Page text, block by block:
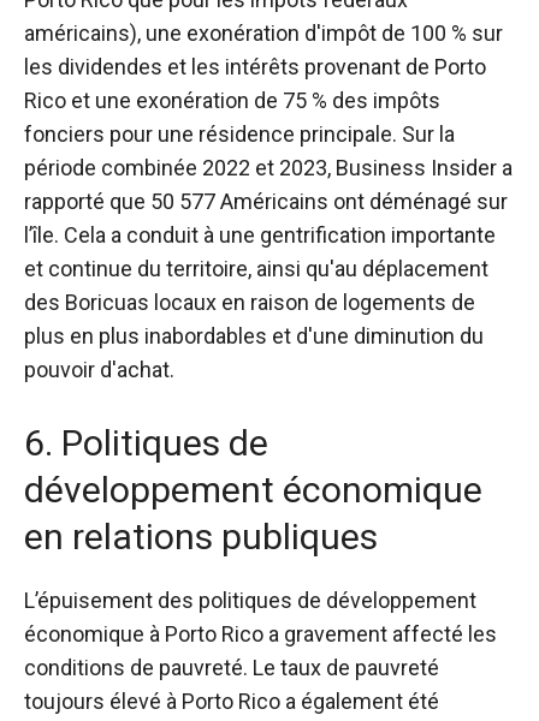
américains), une exonération d'impôt de 100 % sur
les dividendes et les intérêts provenant de Porto
Rico et une exonération de 75 % des impôts
fonciers pour une résidence principale. Sur la
période combinée 2022 et 2023, Business Insider a
rapporté que 50 577 Américains ont déménagé sur
l’île. Cela a conduit à une gentrification importante
et continue du territoire, ainsi qu'au déplacement
des Boricuas locaux en raison de logements de
plus en plus inabordables et d'une diminution du
pouvoir d'achat.
6. Politiques de
développement économique
en relations publiques
L’épuisement des politiques de développement
économique à Porto Rico a gravement affecté les
conditions de pauvreté. Le taux de pauvreté
toujours élevé à Porto Rico a également été